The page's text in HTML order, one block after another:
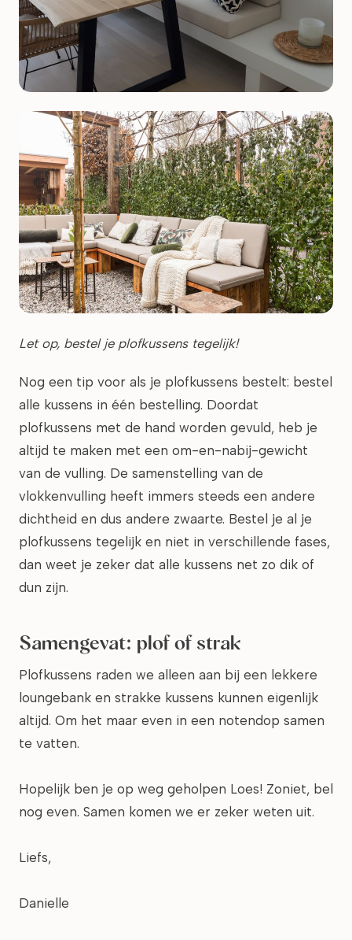
Let op, bestel je plofkussens tegelijk!
Nog een tip voor als je plofkussens bestelt: bestel
alle kussens in één bestelling. Doordat
plofkussens met de hand worden gevuld, heb je
altijd te maken met een om-en-nabij-gewicht
van de vulling. De samenstelling van de
vlokkenvulling heeft immers steeds een andere
dichtheid en dus andere zwaarte. Bestel je al je
plofkussens tegelijk en niet in verschillende fases,
dan weet je zeker dat alle kussens net zo dik of
dun zijn.
Samengevat: plof of strak
Plofkussens raden we alleen aan bij een lekkere
loungebank en strakke kussens kunnen eigenlijk
altijd. Om het maar even in een notendop samen
te vatten.
Hopelijk ben je op weg geholpen Loes! Zoniet, bel
nog even. Samen komen we er zeker weten uit.
Liefs,
Danielle